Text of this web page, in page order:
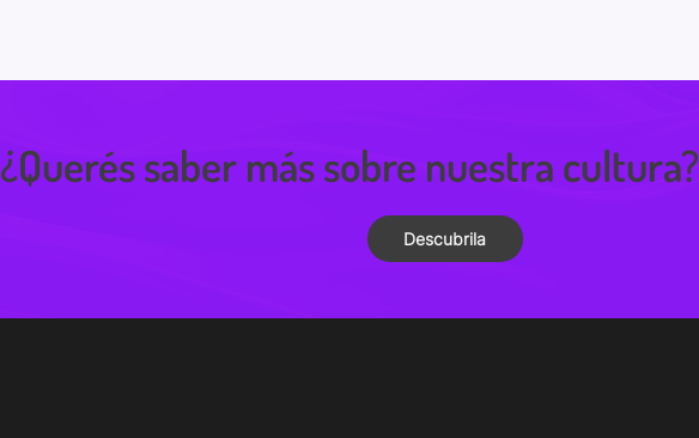
¿Querés saber más sobre nuestra cultura?
Descubrila